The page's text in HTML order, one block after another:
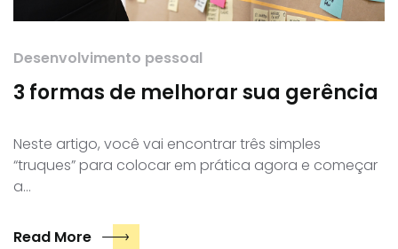
Desenvolvimento pessoal
3 formas de melhorar sua gerência
Neste artigo, você vai encontrar três simples
“truques” para colocar em prática agora e começar
a…
Read More